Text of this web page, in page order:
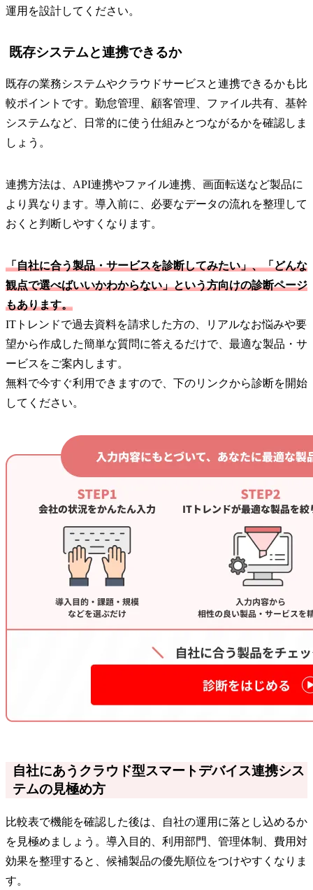
運用を設計してください。
既存システムと連携できるか
既存の業務システムやクラウドサービスと連携できるかも比
較ポイントです。勤怠管理、顧客管理、ファイル共有、基幹
システムなど、日常的に使う仕組みとつながるかを確認しま
しょう。
連携方法は、API連携やファイル連携、画面転送など製品に
より異なります。導入前に、必要なデータの流れを整理して
おくと判断しやすくなります。
「自社に合う製品・サービスを診断してみたい」、「どんな
観点で選べばいいかわからない」という方向けの診断ページ
もあります。
ITトレンドで過去資料を請求した方の、リアルなお悩みや要
望から作成した簡単な質問に答えるだけで、最適な製品・サ
ービスをご案内します。
無料で今すぐ利用できますので、下のリンクから診断を開始
してください。
自社にあうクラウド型スマートデバイス連携シス
テムの見極め方
比較表で機能を確認した後は、自社の運用に落とし込めるか
を見極めましょう。導入目的、利用部門、管理体制、費用対
効果を整理すると、候補製品の優先順位をつけやすくなりま
す。